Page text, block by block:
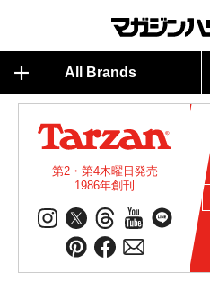
All Brands
第2・第4木曜日発売
1986年創刊